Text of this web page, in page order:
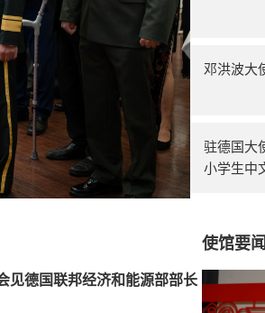
邓洪波大
驻德国大
小学生中
见德国联邦经济和能源部部长
使馆要闻